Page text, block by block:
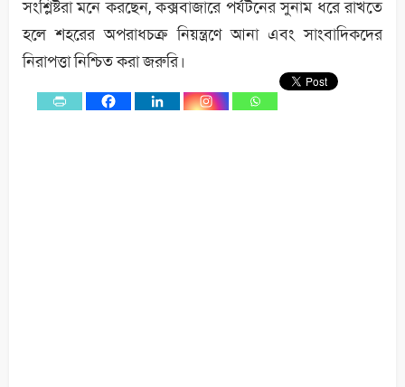
সংশ্লিষ্টরা মনে করছেন, কক্সবাজারে পর্যটনের সুনাম ধরে রাখতে
হলে শহরের অপরাধচক্র নিয়ন্ত্রণে আনা এবং সাংবাদিকদের
নিরাপত্তা নিশ্চিত করা জরুরি।